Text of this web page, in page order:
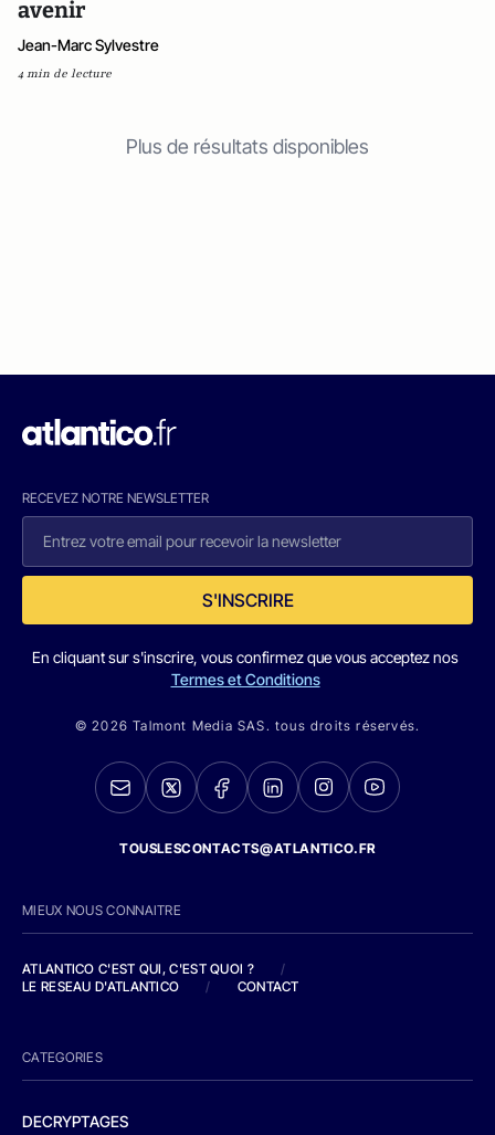
avenir
Jean-Marc Sylvestre
4 min de lecture
Plus de résultats disponibles
RECEVEZ NOTRE NEWSLETTER
S'INSCRIRE
En cliquant sur s'inscrire, vous confirmez que vous acceptez nos
Termes et Conditions
© 2026 Talmont Media SAS. tous droits réservés.
TOUSLESCONTACTS@ATLANTICO.FR
MIEUX NOUS CONNAITRE
ATLANTICO C'EST QUI, C'EST QUOI ?
/
LE RESEAU D'ATLANTICO
/ CONTACT
CATEGORIES
DECRYPTAGES